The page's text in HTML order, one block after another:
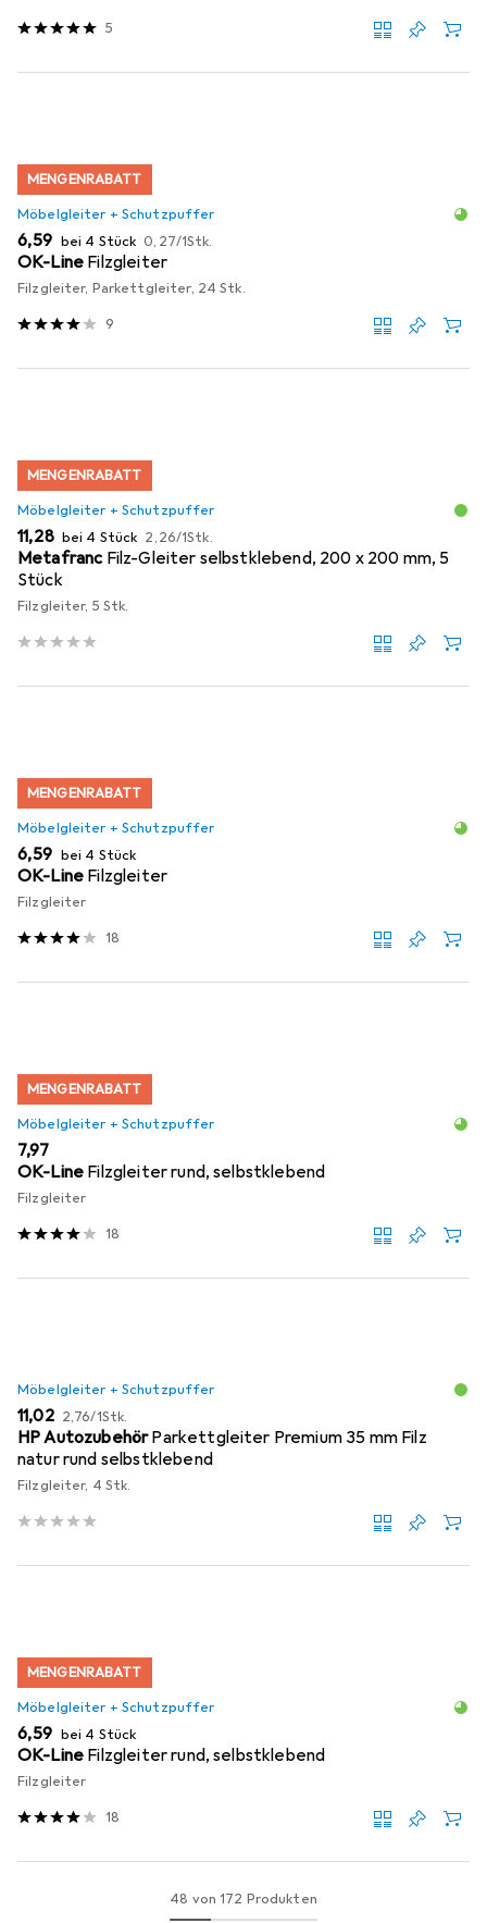
5
MENGENRABATT
Möbelgleiter + Schutzpuffer
EUR
6,59 bei 4 Stück EUR
0,27/1Stk.
OK-Line Filzgleiter
Filzgleiter, Parkettgleiter, 24 Stk.
9
MENGENRABATT
Möbelgleiter + Schutzpuffer
EUR
11,28 bei 4 Stück EUR
2,26/1Stk.
Metafranc Filz-Gleiter selbstklebend, 200 x 200 mm, 5
Stück
Filzgleiter, 5 Stk.
MENGENRABATT
Möbelgleiter + Schutzpuffer
EUR
6,59 bei 4 Stück
OK-Line Filzgleiter
Filzgleiter
18
MENGENRABATT
Möbelgleiter + Schutzpuffer
EUR
7,97
OK-Line Filzgleiter rund, selbstklebend
Filzgleiter
18
Möbelgleiter + Schutzpuffer
EUR
11,02 EUR
2,76/1Stk.
HP AutozubehörParkettgleiter Premium 35 mm Filz
natur rund selbstklebend
Filzgleiter, 4 Stk.
MENGENRABATT
Möbelgleiter + Schutzpuffer
EUR
6,59 bei 4 Stück
OK-Line Filzgleiter rund, selbstklebend
Filzgleiter
18
48 von 172 Produkten